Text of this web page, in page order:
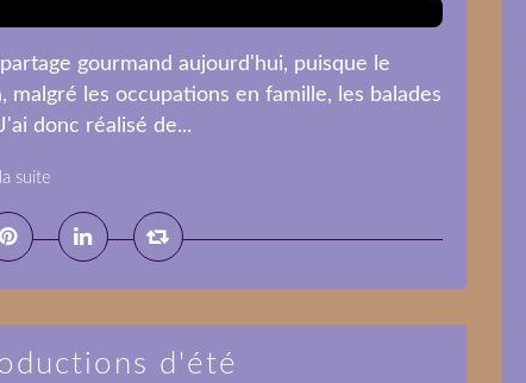
gourmand aujourd'hui, puisque le
les occupations en famille, les balades
donc réalisé de...
suite
d'été